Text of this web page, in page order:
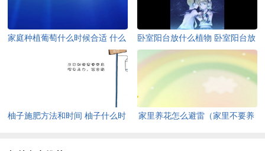
家庭种植葡萄什么时候合适 什么
卧室阳台放什么植物 卧室阳台放
柚子施肥方法和时间 柚子什么时
家里养花怎么避雷（家里不要养